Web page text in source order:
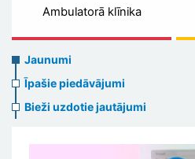
Ambulatorā klīnika
News
menu
Jaunumi
Īpašie piedāvājumi
Bieži uzdotie jautājumi